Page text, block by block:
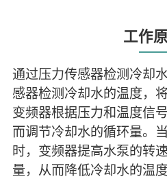
工作
通过压力传感器检测冷却
感器检测冷却水的温度，
变频器根据压力和温度信
而调节冷却水的循环量。
时，变频器提高水泵的转
量，从而降低冷却水的温